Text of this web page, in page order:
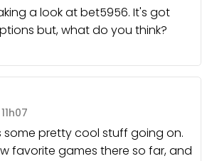
a look at bet5956. It's got
but, what do you think?
pretty cool stuff going on.
favorite games there so far, and